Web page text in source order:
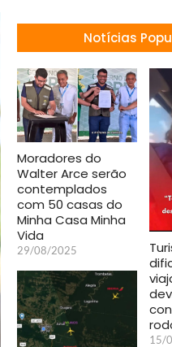
Notícias
Moradores do
Walter Arce serão
contemplados
com 50 casas do
Minha Casa Minha
Vida
29/08/2025
15/